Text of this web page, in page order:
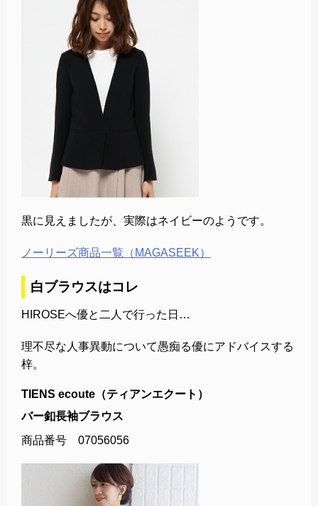
黒に見えましたが、実際はネイビーのようです。
ノーリーズ商品一覧（MAGASEEK）
白ブラウスはコレ
HIROSEへ優と二人で行った日…
理不尽な人事異動について愚痴る優にアドバイスする
梓。
TIENS ecoute（ティアンエクート）
バー釦長袖ブラウス
商品番号 07056056